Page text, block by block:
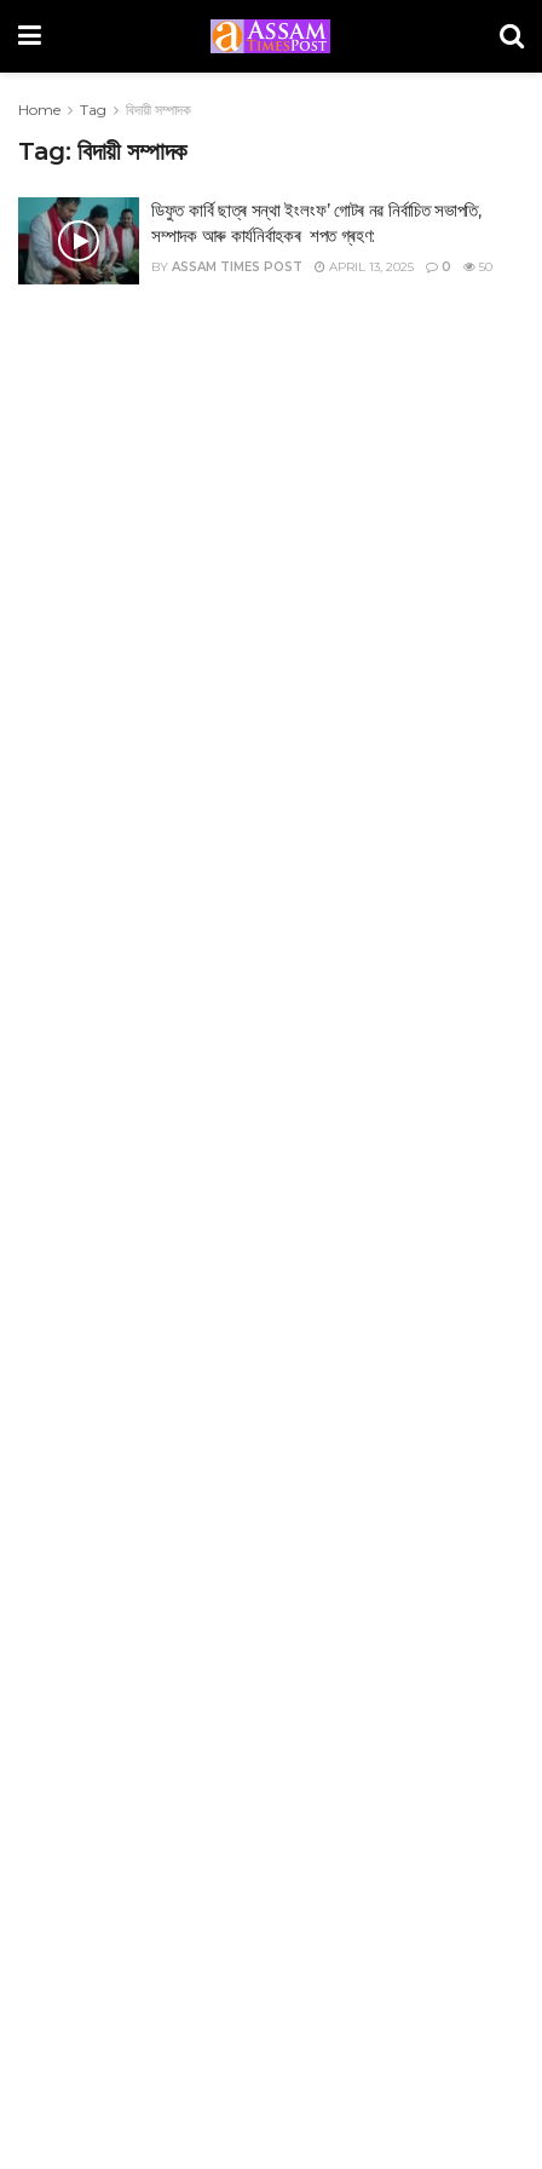
Home Tag বিদায়ী সম্পাদক
Tag: বিদায়ী সম্পাদক
ডিফুত কাৰ্বি ছাত্ৰ সন্থা ইংলংফ’ গোটৰ নৱ নিৰ্বাচিত সভাপতি,
সম্পাদক আৰু কাৰ্যনিৰ্বাহকৰ শপত গ্ৰহণ:
BY ASSAM TIMES POST APRIL 13, 2025 0 50